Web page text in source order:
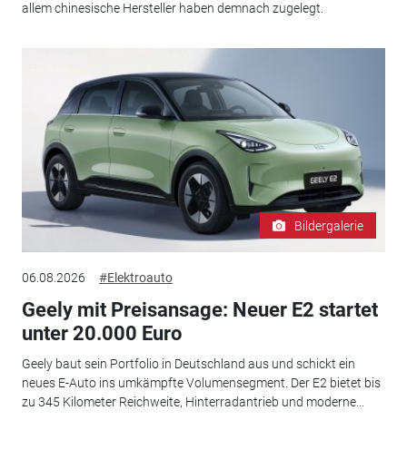
allem chinesische Hersteller haben demnach zugelegt.
Bildergalerie
06.08.2026 #Elektroauto
Geely mit Preisansage: Neuer E2 startet
unter 20.000 Euro
Geely baut sein Portfolio in Deutschland aus und schickt ein
neues E-Auto ins umkämpfte Volumensegment. Der E2 bietet bis
zu 345 Kilometer Reichweite, Hinterradantrieb und moderne...